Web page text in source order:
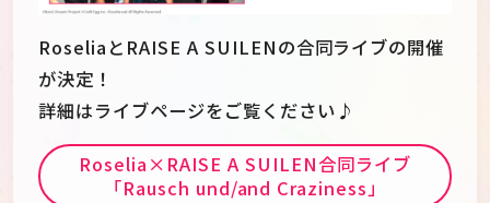
RoseliaとRAISE A SUILENの合同ライブの開催
が決定！
詳細はライブページをご覧ください♪
Roselia×RAISE A SUILEN合同ライブ
「Rausch und/and Craziness」